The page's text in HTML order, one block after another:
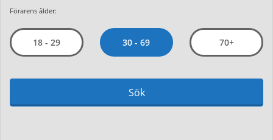
Förarens ålder:
18 - 29 30 - 69 70+
Sök